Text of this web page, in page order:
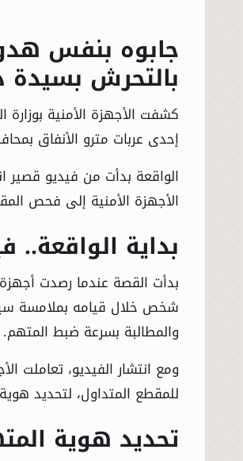
جابوه بنفس
بالتحرش بسيدة
كشفت الأجهزة الأمنية
إحدى عربات مترو الأنفاق
الواقعة بدأت من فيديو قصير
الأجهزة الأمنية إلى فحص
بداية
بدأت القصة عندما رصدت
شخص خلال قيامه بملامسة
والمطالبة بسرعة ضبط المتهم.
ومع انتشار الفيديو، تعاملت
للمقطع المتداول، لتحديد
تحديد هوية